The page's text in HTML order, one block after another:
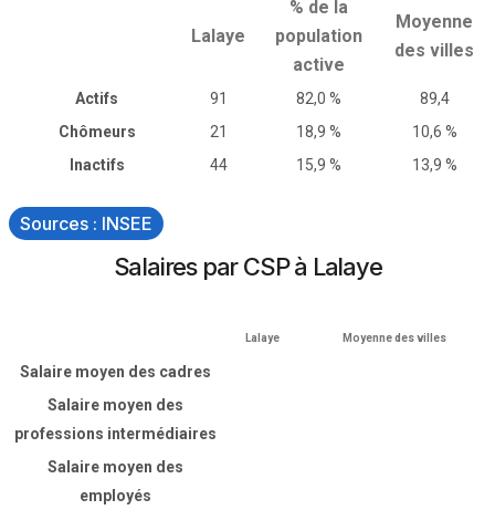
Lalaye
% de la
population
active
Moyenne
des villes
Actifs 91 82,0 %
89,4
Chômeurs
21 18,9 %
10,6 %
Inactifs
44 15,9 % 13,9 %
Sources : INSEE
Salaires par CSP à Lalaye
Lalaye Moyenne des villes
Salaire moyen des cadres
Salaire moyen des
professions intermédiaires
Salaire moyen des
employés